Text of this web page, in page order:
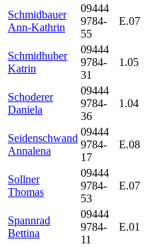
Schmidbauer
Ann-Kathrin
09444
9784-
55
E.07
Schmidhuber
Katrin
09444
9784-
31
1.05
Schoderer
Daniela
09444
9784-
36
1.04
Seidenschwand
Annalena
09444
9784-
17
E.08
Sollner
Thomas
09444
9784-
53
E.07
Spannrad
Bettina
09444
9784-
11
E.01